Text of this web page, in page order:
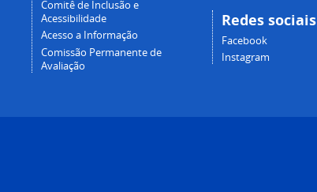
Comitê de Inclusão e
Acessibilidade
Acesso a Informação
Comissão Permanente de
Avaliação
Redes sociais
Facebook
Instagram